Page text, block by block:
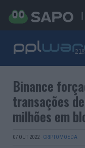
Binance
transações
milhões em
07 OUT 2022 · CRIPTOMOEDA